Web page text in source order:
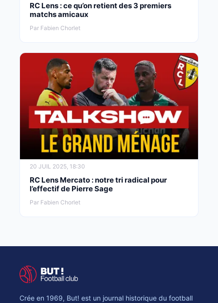
RC Lens : ce qu’on retient des 3 premiers
matchs amicaux
Par Fabien Chorlet
20 JUIL 2025, 18:30
RC Lens Mercato : notre tri radical pour
l’effectif de Pierre Sage
Par Fabien Chorlet
Crée en 1969, But! est un journal historique du football